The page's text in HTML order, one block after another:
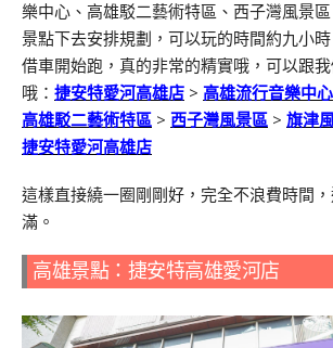
樂中心、高雄駁二藝術特區、西子灣風景
景點下去安排規劃，可以玩的時間約九小
借車開始跑，真的非常的精實哦，可以跟
哦： 捷安特愛河高雄店 > 高雄流行音樂中心
高雄駁二藝術特區 > 西子灣風景區 > 旗津
捷安特愛河高雄店
這樣直接繞一圈剛剛好，完全不浪費時間
滿。
高雄景點：捷安特高雄愛河店